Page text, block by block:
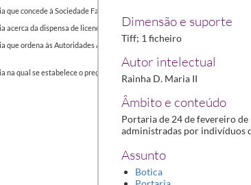
que concede à Sociedade Farmacêutica Lusitana o uso da Capela Velha
acerca da dispensa de licença e da autoridade competente para abertura
que ordena às Autoridades Administrativas a prestar aos Comissionados
na qual se estabelece o preço máximo a aplicar na venda de Sabão de
Dimensão e suporte
Tiff; 1 ficheiro
Autor intelectual
Rainha D. Maria II
Âmbito e conteúdo
Portaria de 24 de fevereiro
administradas por indivíduos
Assunto
Botica